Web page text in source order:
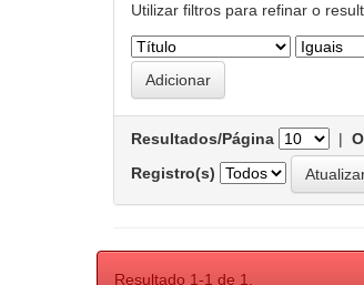
Utilizar filtros para refinar o
Resultados/Página |
Registro(s)
Resultado 1-1 de 1.